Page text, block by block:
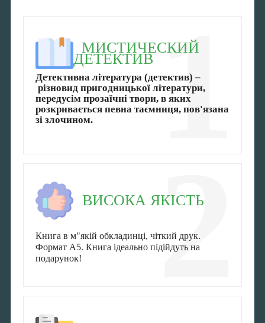
1
МИСТИЧЕСКИЙ
ДЕТЕКТИВ
Детективна література (детектив) –
різновид пригодницької літератури,
передусім прозаїчні твори, в яких
розкривається певна таємниця, пов'язана
зі злочином.
2
ВИСОКА ЯКІСТЬ
Книга в м"якій обкладинці, чіткий друк.
Формат А5. Книга ідеально підійдуть на
подарунок!